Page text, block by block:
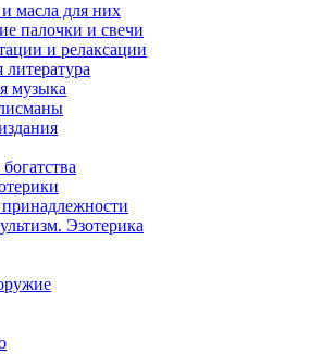
масла для них
палочки и свечи
и релаксации
литература
музыка
Эзотерика